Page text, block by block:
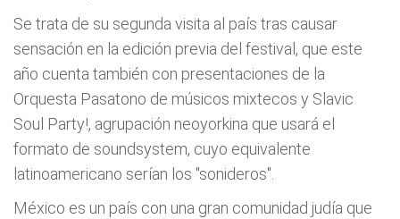
Se trata de su segunda visita al país tras causar
sensación en la edición previa del festival, que este
año cuenta también con presentaciones de la
Orquesta Pasatono de músicos mixtecos y Slavic
Soul Party!, agrupación neoyorkina que usará el
formato de soundsystem, cuyo equivalente
latinoamericano serían los "sonideros".
México es un país con una gran comunidad judía que